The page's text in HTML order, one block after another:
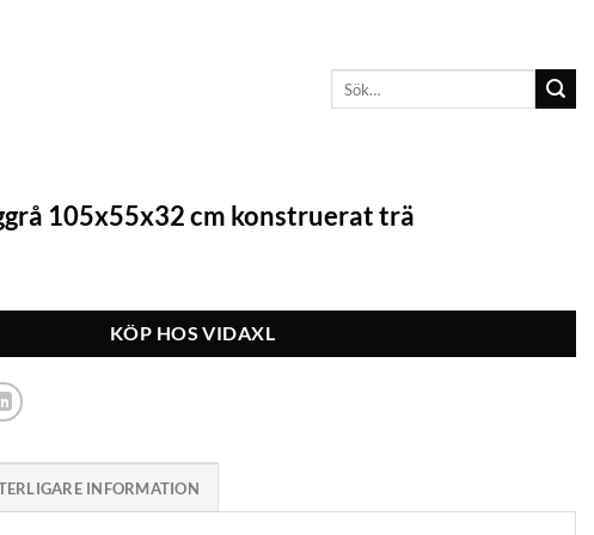
105x55x32 cm konstruerat trä
KÖP HOS VIDAXL
INFORMATION